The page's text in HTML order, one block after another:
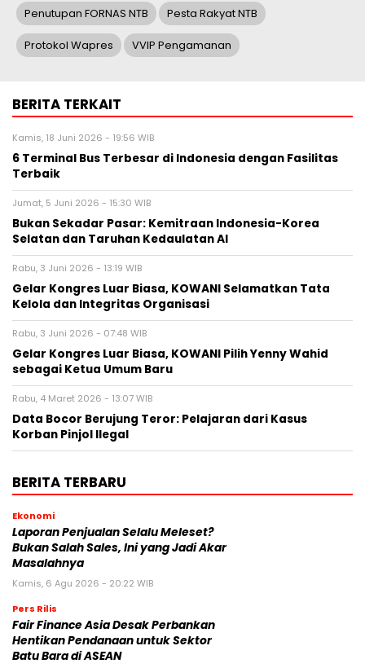
Penutupan FORNAS NTB Pesta Rakyat NTB
Protokol Wapres VVIP Pengamanan
BERITA TERKAIT
Kamis, 18 Juni 2026 - 19:56 WIB
6 Terminal Bus Terbesar di Indonesia dengan Fasilitas
Terbaik
Jumat, 5 Juni 2026 - 15:30 WIB
Bukan Sekadar Pasar: Kemitraan Indonesia-Korea
Selatan dan Taruhan Kedaulatan AI
Rabu, 3 Juni 2026 - 13:19 WIB
Gelar Kongres Luar Biasa, KOWANI Selamatkan Tata
Kelola dan Integritas Organisasi
Rabu, 3 Juni 2026 - 07:48 WIB
Gelar Kongres Luar Biasa, KOWANI Pilih Yenny Wahid
sebagai Ketua Umum Baru
Rabu, 4 Maret 2026 - 13:07 WIB
Data Bocor Berujung Teror: Pelajaran dari Kasus
Korban Pinjol Ilegal
BERITA TERBARU
Ekonomi
Laporan Penjualan Selalu Meleset?
Bukan Salah Sales, Ini yang Jadi Akar
Masalahnya
Kamis, 6 Agu 2026 - 20:22 WIB
Pers Rilis
Fair Finance Asia Desak Perbankan
Hentikan Pendanaan untuk Sektor
Batu Bara di ASEAN